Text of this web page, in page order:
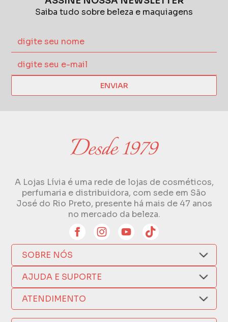
Saiba tudo sobre beleza e maquiagens
ENVIAR
A Lojas Lívia é uma rede de lojas de cosméticos,
perfumaria e distribuidora, com sede em São
José do Rio Preto, presente há mais de 47 anos
no mercado da beleza.
SOBRE NÓS
Quem Somos
Compra Segura
Como Comprar
Nossas Lojas
AJUDA E SUPORTE
Nosso Aplicativo
Trocas e Devoluções
Formas de Pagamento
ATENDIMENTO